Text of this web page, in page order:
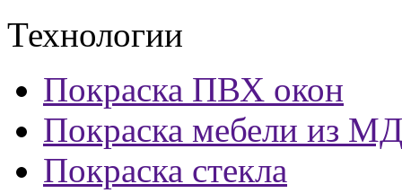
Технологии
Покраска ПВХ окон
Покраска мебели из
Покраска стекла